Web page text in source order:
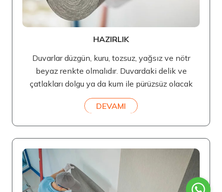
HAZIRLIK
Duvarlar düzgün, kuru, tozsuz, yağsız ve nötr
beyaz renkte olmalıdır. Duvardaki delik ve
çatlakları dolgu ya da kum ile pürüzsüz olacak
DEVAMI